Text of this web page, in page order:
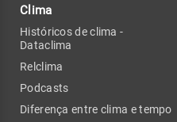
Clima
Históricos de clima -
Dataclima
Relclima
Podcasts
Diferença entre clima e tempo